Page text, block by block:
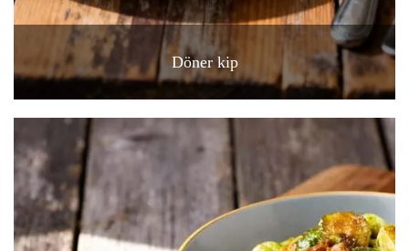
Döner kip